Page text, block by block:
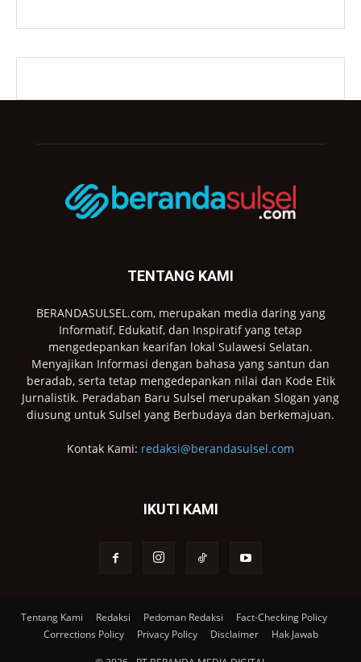
TENTANG KAMI
BERANDASULSEL.com, merupakan media daring yang
Informatif, Edukatif, dan Inspiratif yang tetap
mengedepankan kearifan lokal Sulawesi Selatan.
Menyajikan Informasi dengan bahasa yang santun dan
beradab, serta tetap mengedepankan nilai dan Kode Etik
Jurnalistik. Peradaban Baru Sulsel merupakan Slogan yang
diusung untuk Sulsel yang Berbudaya dan berkemajuan.
Kontak Kami: redaksi@berandasulsel.com
IKUTI KAMI
Tentang Kami Redaksi Pedoman Redaksi
Fact-Checking Policy
Corrections Policy
Privacy Policy Disclaimer Hak Jawab